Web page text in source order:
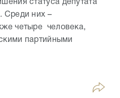
статуса депутата
Среди них –
четыре человека,
партийными